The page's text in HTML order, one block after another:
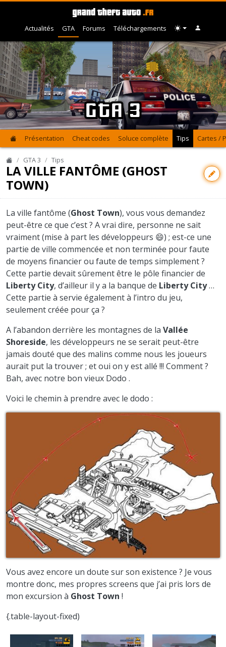
Actualités GTA Forums Téléchargements
GTA 3
Présentation Cheat codes Soluce complète Tips Cartes /
GTA 3 Tips
LA VILLE FANTÔME (GHOST
TOWN)
La ville fantôme (Ghost Town), vous vous demandez
peut-être ce que c’est ? A vrai dire, personne ne sait
vraiment (mise à part les développeurs 😄) ; est-ce une
partie de ville commencée et non terminée pour faute
de moyens financier ou faute de temps simplement ?
Cette partie devait sûrement être le pôle financier de
Liberty City, d’ailleur il y a la banque de Liberty City…
Cette partie à servie également à l’intro du jeu,
seulement créée pour ça ?
A l’abandon derrière les montagnes de la Vallée
Shoreside, les développeurs ne se serait peut-être
jamais douté que des malins comme nous les joueurs
aurait put la trouver ; et oui on y est allé !!! Comment ?
Bah, avec notre bon vieux Dodo .
Voici le chemin à prendre avec le dodo :
Vous avez encore un doute sur son existence ? Je vous
montre donc, mes propres screens que j’ai pris lors de
mon excursion à Ghost Town !
{.table-layout-fixed)